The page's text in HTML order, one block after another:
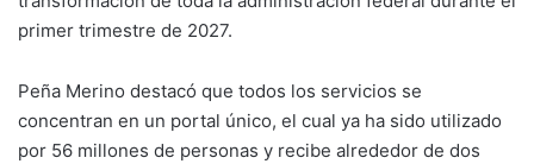
primer trimestre de 2027.
Peña Merino destacó que todos los servicios se
concentran en un portal único, el cual ya ha sido utilizado
por 56 millones de personas y recibe alrededor de dos